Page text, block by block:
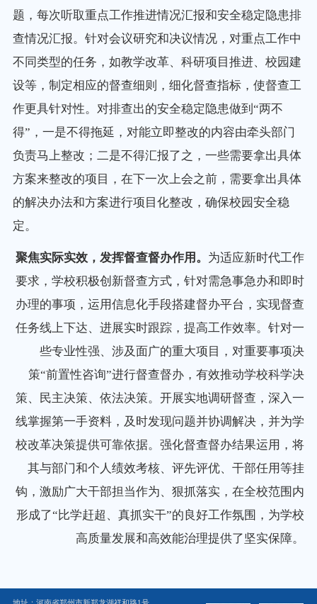
题，每次听取重点工作推进情况汇报和安全稳定隐患排
查情况汇报。针对会议研究和决议情况，对重点工作中
不同类型的任务，如教学改革、科研项目推进、校园建
设等，制定相应的督查细则，细化督查指标，使督查工
作更具针对性。对排查出的安全稳定隐患做到“两不
得”，一是不得拖延，对能立即整改的内容由牵头部门
负责马上整改；二是不得汇报了之，一些需要拿出具体
方案来整改的项目，在下一次上会之前，需要拿出具体
的解决办法和方案进行项目化整改，确保校园安全稳
定。
聚焦实际实效，发挥督查督办作用。 为适应新时代工作
要求，学校积极创新督查方式，针对需急事急办和即时
办理的事项，运用信息化手段搭建督办平台，实现督查
任务线上下达、进展实时跟踪，提高工作效率。针对一
些专业性强、涉及面广的重大项目，对重要事项决
策“前置性咨询”进行督查督办，有效推动学校科学决
策、民主决策、依法决策。开展实地调研督查，深入一
线掌握第一手资料，及时发现问题并协调解决，并为学
校改革决策提供可靠依据。强化督查督办结果运用，将
其与部门和个人绩效考核、评先评优、干部任用等挂
钩，激励广大干部担当作为、狠抓落实，在全校范围内
形成了“比学赶超、真抓实干”的良好工作氛围，为学校
高质量发展和高效能治理提供了坚实保障。